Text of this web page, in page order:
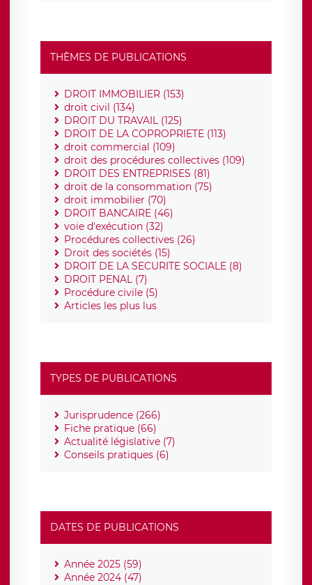
THÈMES DE PUBLICATIONS
DROIT IMMOBILIER (153)
droit civil (134)
DROIT DU TRAVAIL (125)
DROIT DE LA COPROPRIETE (113)
droit commercial (109)
droit des procédures collectives (109)
DROIT DES ENTREPRISES (81)
droit de la consommation (75)
droit immobilier (70)
DROIT BANCAIRE (46)
voie d'exécution (32)
Procédures collectives (26)
Droit des sociétés (15)
DROIT DE LA SECURITE SOCIALE (8)
DROIT PENAL (7)
Procédure civile (5)
Articles les plus lus
TYPES DE PUBLICATIONS
Jurisprudence (266)
Fiche pratique (66)
Actualité législative (7)
Conseils pratiques (6)
DATES DE PUBLICATIONS
Année 2025 (59)
Année 2024 (47)